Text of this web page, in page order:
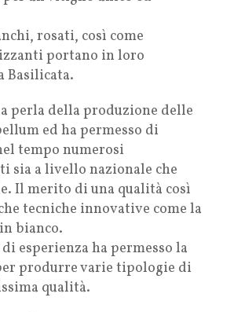
rosati, così come
portano in loro
Basilicata.
perla della produzione delle
ed ha permesso di
tempo numerosi
sia a livello nazionale che
Il merito di una qualità così
tecniche innovative come la
bianco.
esperienza ha permesso la
produrre varie tipologie di
qualità.